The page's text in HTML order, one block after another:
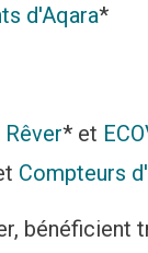
d'Aqara*
Rêver* et
Compteurs